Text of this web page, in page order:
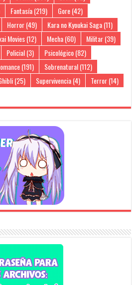
Fantasía(219) Gore(42)
Horror(49) Kara no Kyoukai Saga(11)
Movies(12) Mecha(60) Militar(39)
Policial(3) Psicológico(82)
(191) Sobrenatural(112)
(25) Supervivencia(4) Terror(14)